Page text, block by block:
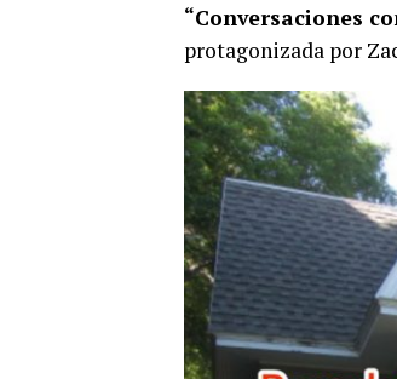
“Conversaciones
protagonizada por